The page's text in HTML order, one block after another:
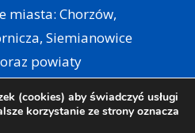
miasta: Chorzów,
Siemianowice
oraz powiaty
(cookies) aby świadczyć usługi
korzystanie ze strony oznacza